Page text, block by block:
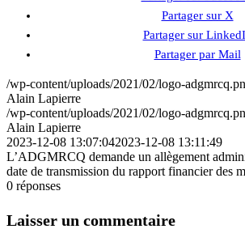
Partager sur X
Partager sur
Partager par Mail
/wp-content/uploads/2021/02/logo-
Alain Lapierre
/wp-content/uploads/2021/02/logo-
Alain Lapierre
2023-12-08 13:07:042023-12-08 13:11:49
L’ADGMRCQ demande un allègement
date de transmission du rapport financier des
0 réponses
Laisser un commentaire